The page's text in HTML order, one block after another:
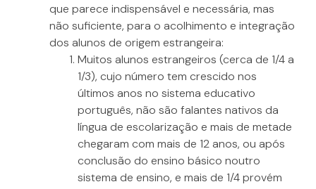
que parece indispensável e necessária, mas
não suficiente, para o acolhimento e integração
dos alunos de origem estrangeira:
Muitos alunos estrangeiros (cerca de 1/4 a
1/3), cujo número tem crescido nos
últimos anos no sistema educativo
português, não são falantes nativos da
língua de escolarização e mais de metade
chegaram com mais de 12 anos, ou após
conclusão do ensino básico noutro
sistema de ensino, e mais de 1/4 provém